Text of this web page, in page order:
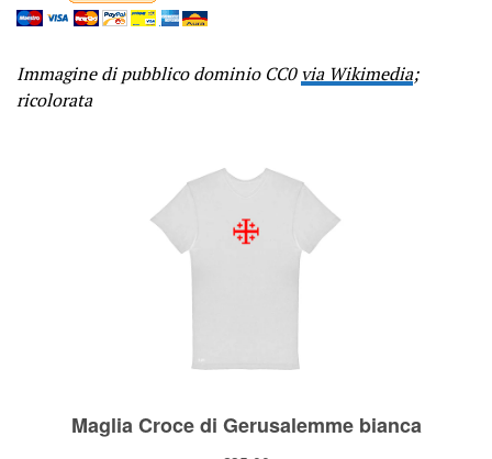
Immagine di pubblico dominio CC0via Wikimedia;
ricolorata